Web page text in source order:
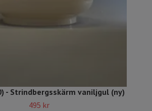
- Strindbergsskärm vaniljgul (ny)
495 kr